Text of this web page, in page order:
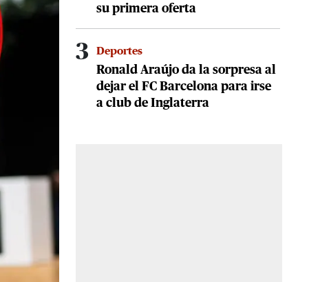
su primera oferta
3 Deportes
Ronald Araújo da la sorpresa al
dejar el FC Barcelona para irse
a club de Inglaterra